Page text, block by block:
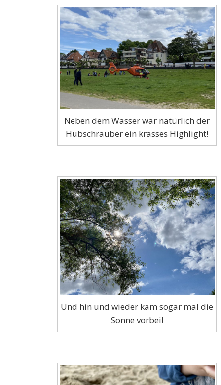
Neben dem Wasser war natürlich der
Hubschrauber ein krasses Highlight!
Und hin und wieder kam sogar mal die
Sonne vorbei!